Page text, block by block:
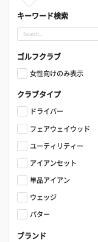
キーワード検索
ゴルフクラブ
女性向けのみ表示
クラブタイプ
ドライバー
フェアウェイウッド
ユーティリティー
アイアンセット
単品アイアン
ウェッジ
パター
ブランド